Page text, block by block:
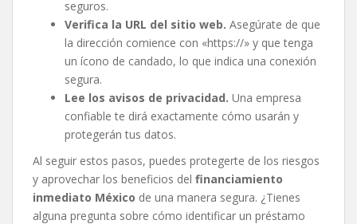
seguros.
Verifica la URL del sitio web. Asegúrate de que
la dirección comience con «https://» y que tenga
un ícono de candado, lo que indica una conexión
segura.
Lee los avisos de privacidad. Una empresa
confiable te dirá exactamente cómo usarán y
protegerán tus datos.
Al seguir estos pasos, puedes protegerte de los riesgos
y aprovechar los beneficios del financiamiento
inmediato México de una manera segura. ¿Tienes
alguna pregunta sobre cómo identificar un préstamo